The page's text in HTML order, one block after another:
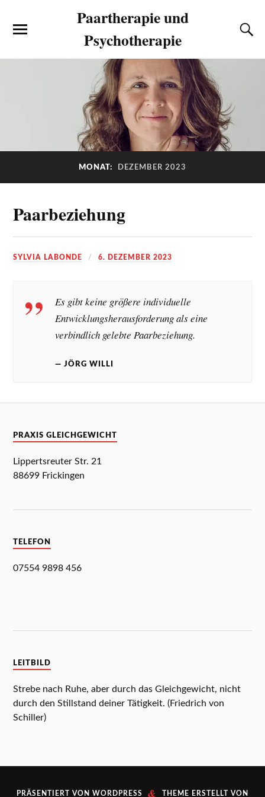
Paartherapie und
Psychotherapie
MONAT: DEZEMBER 2023
Paarbeziehung
SYLVIA LABONDE 6. DEZEMBER 2023
Es gibt keine größere individuelle
Entwicklungsherausforderung als eine
verbindlich gelebte Paarbeziehung.
JÖRG WILLI
PRAXIS GLEICHGEWICHT
Lippertsreuter Str. 21
88699 Frickingen
TELEFON
07554 9898 456
LEITBILD
Strebe nach Ruhe, aber durch das Gleichgewicht, nicht
durch den Stillstand deiner Tätigkeit. (Friedrich von
Schiller)
PRÄSENTIERT VON WORDPRESS & THEME ERSTELLT VON